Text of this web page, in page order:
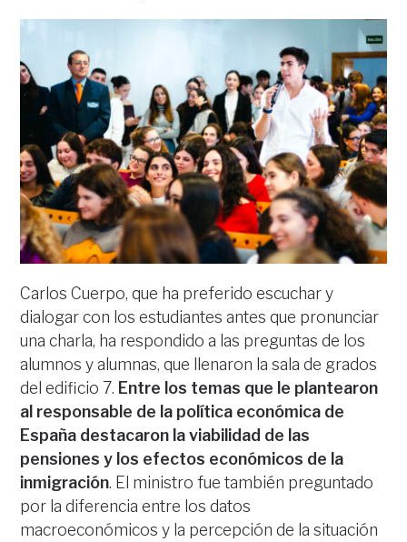
Carlos Cuerpo, que ha preferido escuchar y
dialogar con los estudiantes antes que pronunciar
una charla, ha respondido a las preguntas de los
alumnos y alumnas, que llenaron la sala de grados
del edificio 7. Entre los temas que le plantearon
al responsable de la política económica de
España destacaron la viabilidad de las
pensiones y los efectos económicos de la
inmigración. El ministro fue también preguntado
por la diferencia entre los datos
macroeconómicos y la percepción de la situación